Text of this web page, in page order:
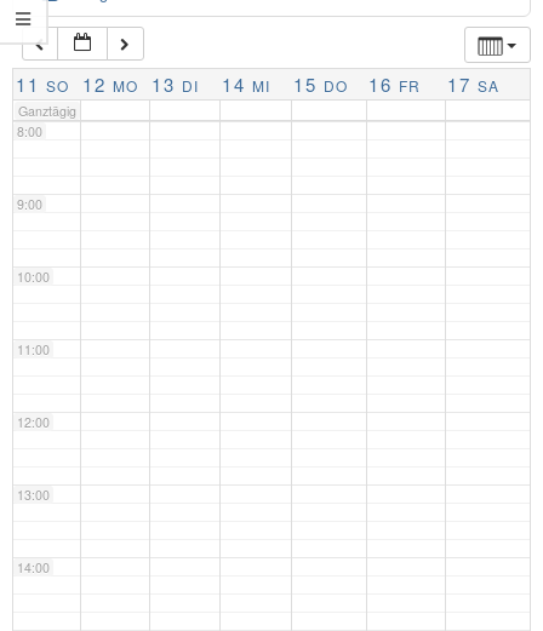
11 SO 12 MO 13 DI 14 MI 15 DO 16 FR 17 SA
Ganztägig
7:00
8:00
9:00
10:00
11:00
12:00
13:00
14:00